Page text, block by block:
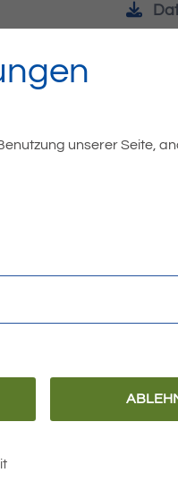
unserer Seite,